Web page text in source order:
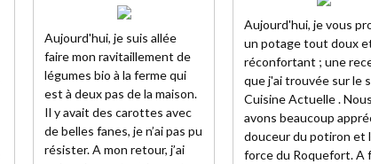
Aujourd'hui, je suis allée
faire mon ravitaillement de
légumes bio à la ferme qui
est à deux pas de la maison.
Il y avait des carottes avec
de belles fanes, je n’ai pas pu
résister. A mon retour, j’ai
Aujourd'hui, je vous
un potage tout doux
réconfortant ; une
que j'ai trouvée sur le
Cuisine Actuelle . Nous
avons beaucoup
douceur du potiron et
force du Roquefort. A